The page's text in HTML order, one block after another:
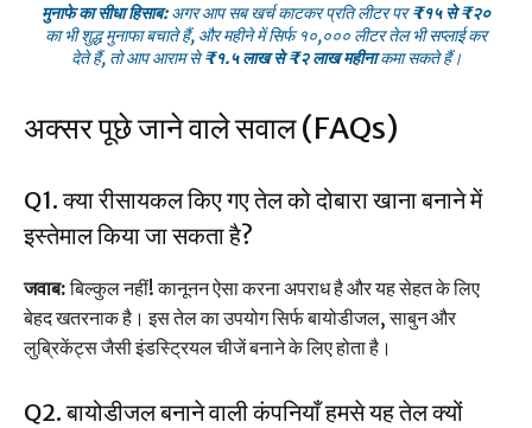
मुनाफे का सीधा हिसाब:अगर आप सब खर्च काटकर प्रति लीटर पर₹१५ से ₹२०
का भी शुद्ध मुनाफा बचाते हैं, और महीने में सिर्फ १०,००० लीटर तेल भी सप्लाई कर
देते हैं, तो आप आराम से₹१.५ लाख से ₹२ लाख महीनाकमा सकते हैं।
अक्सर पूछे जाने वाले सवाल (FAQs)
Q1. क्या रीसायकल किए गए तेल को दोबारा खाना बनाने में
इस्तेमाल किया जा सकता है?
जवाब:बिल्कुल नहीं! कानूनन ऐसा करना अपराध है और यह सेहत के लिए
बेहद खतरनाक है। इस तेल का उपयोग सिर्फ बायोडीजल, साबुन और
लुब्रिकेंट्स जैसी इंडस्ट्रियल चीजें बनाने के लिए होता है।
Q2. बायोडीजल बनाने वाली कंपनियाँ हमसे यह तेल क्यों